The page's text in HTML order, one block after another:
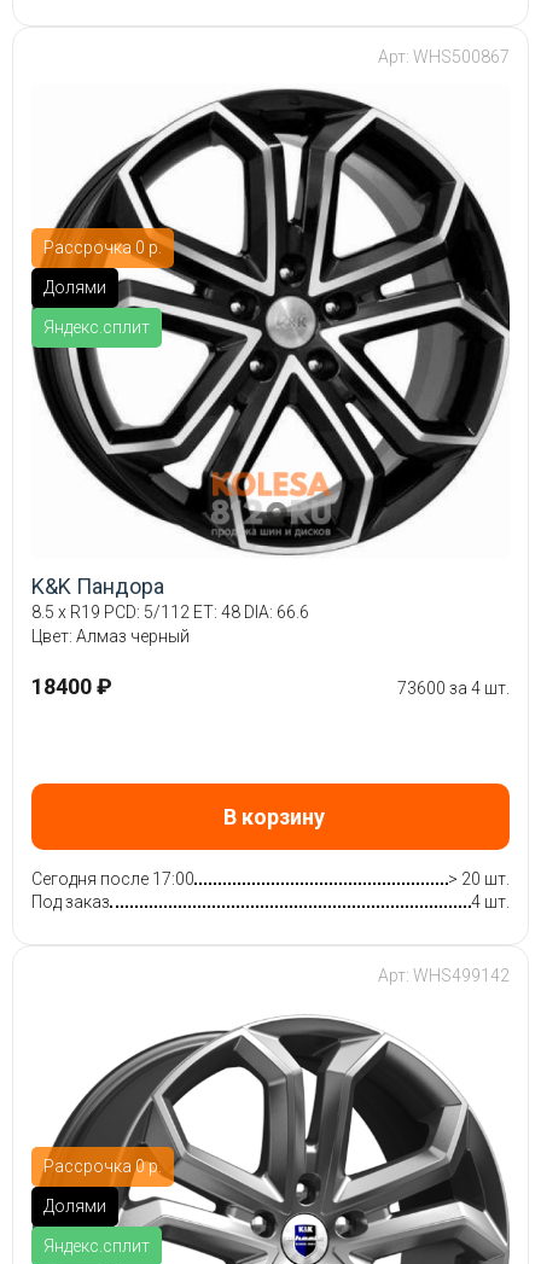
Рассрочка 0 р.
Долями
Яндекс.сплит
Арт: WHS500867
K&K Пандора
8.5 x R19 PCD: 5/112 ET: 48 DIA: 66.6
Цвет: Алмаз черный
18400 ₽ 73600 за 4 шт.
В корзину
Сегодня после 17:00
> 20 шт.
Под заказ
4 шт.
Рассрочка 0 р.
Долями
Яндекс.сплит
Арт: WHS499142